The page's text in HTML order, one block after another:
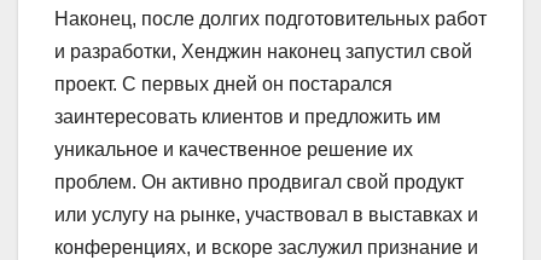
Наконец, после долгих подготовительных работ
и разработки, Хенджин наконец запустил свой
проект. С первых дней он постарался
заинтересовать клиентов и предложить им
уникальное и качественное решение их
проблем. Он активно продвигал свой продукт
или услугу на рынке, участвовал в выставках и
конференциях, и вскоре заслужил признание и